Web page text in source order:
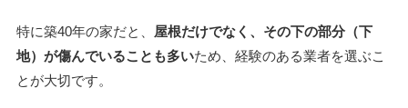
特に築40年の家だと、 屋根だけでなく、その下の部分（下
地）が傷んでいることも多いため、経験のある業者を選ぶこ
とが大切です。